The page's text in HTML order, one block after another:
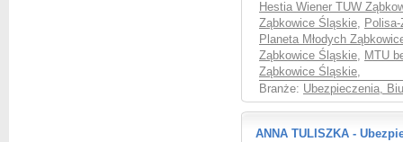
Hestia Wiener TUW
Ząbkowice Śląskie,
Planeta Młodych
Ząbkowice Śląskie, MTU
Ząbkowice Śląskie,
Branże: Ubezpieczenia,
ANNA TULISZKA -